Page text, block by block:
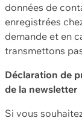
données de
enregistrées
demande et en
transmettons
Déclaration de
de la newsletter
Si vous